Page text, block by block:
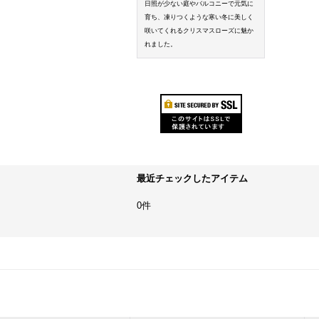
日照が少ない庭やバルコニーで元気に
育ち、凍りつくような寒い冬に美しく
咲いてくれるクリスマスローズに魅か
れました。
最近チェックしたアイテム
0件